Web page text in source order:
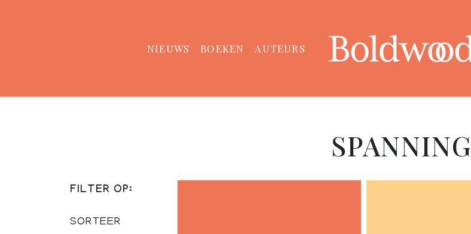
NIEUWS BOEKEN AUTEURS
SPANNING
FILTER OP:
SORTEER